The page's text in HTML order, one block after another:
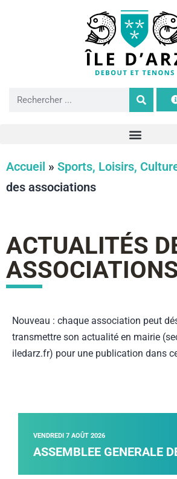
Accueil » Sports, Loisirs,
des associations
ACTUALITÉS
Nouveau : chaque association peut
transmettre son actualité en mairie
iledarz.fr) pour une publication dans
ASSEMBLEE GENERALE
VENDREDI 7 AOÛT 2026